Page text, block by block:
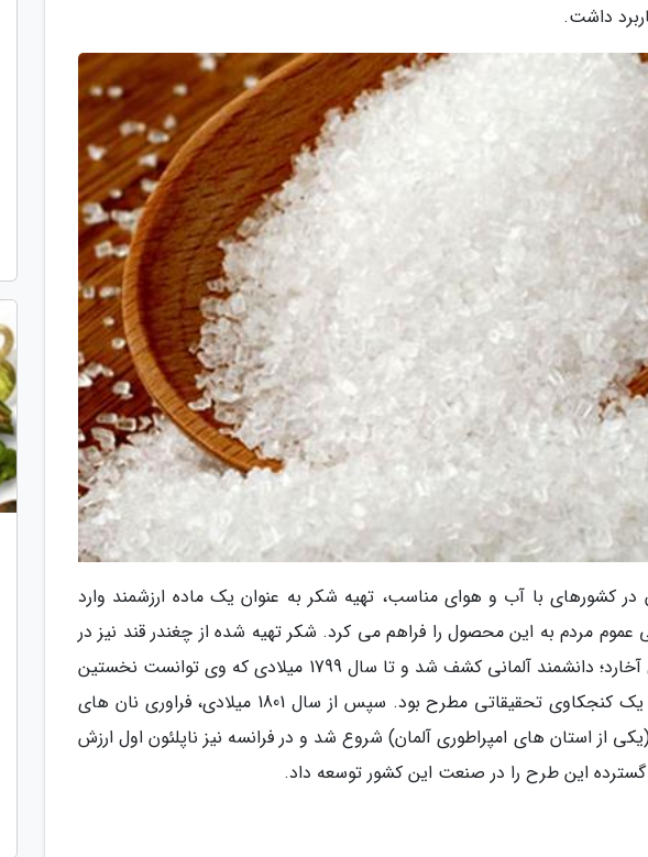
داشت.
کشورهای با آب و هوای مناسب، تهیه شکر به عنوان یک ماده ارزشمند وارد
مردم به این محصول را فراهم می کرد. شکر تهیه شده از چغندر قند نیز در
قرن شانزدهم میلادی به وسیله فرانتس کارل آخارد؛ دانشمند آلمانی کشف شد و تا سال 1799 میلادی که وی توانست نخستین
نان شیرین از این شکر را تهیه کند به عنوان یک کنجکاوی تحقیقاتی مطرح بود. سپس از سال 1801 میلادی، فراوری نان های
استان های امپراطوری آلمان) شروع شد و در فرانسه نیز ناپلئون اول ارزش
این طرح را در صنعت این کشور توسعه داد.